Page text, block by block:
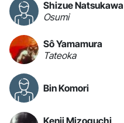
Shizue Natsukawa
Osumi
Sô Yamamura
Tateoka
Bin Komori
Kenji Mizoguchi